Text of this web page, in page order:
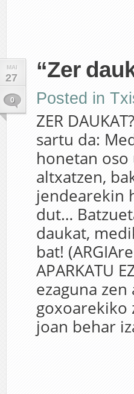
MAI
27
0
“Zer
Posted in
ZER
sartu da:
honetan
altxatzen,
jendearekin
dut…
daukat,
bat!
APARKATU
ezaguna
goxoarekiko
joan behar